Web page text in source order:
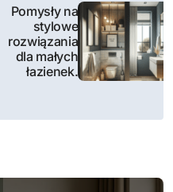
Pomysły na
stylowe
rozwiązania
dla małych
łazienek.